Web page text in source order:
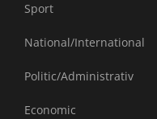
Sport
National/International
Politic/Administrativ
Economic